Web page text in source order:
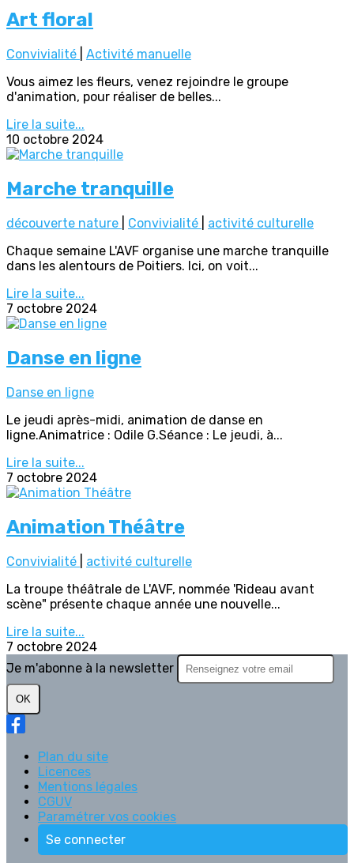
Art floral
Convivialité
Activité manuelle
Vous aimez les fleurs, venez rejoindre le groupe
d'animation, pour réaliser de belles...
Lire la suite...
10 octobre 2024
Marche tranquille
découverte nature Convivialité
activité culturelle
Chaque semaine L'AVF organise une marche tranquille
dans les alentours de Poitiers. Ici, on voit...
Lire la suite...
7 octobre 2024
Danse en ligne
Danse en ligne
Le jeudi après-midi, animation de danse en
ligne.Animatrice : Odile G.Séance : Le jeudi, à...
Lire la suite...
7 octobre 2024
Animation Théâtre
Convivialité
activité culturelle
La troupe théâtrale de L'AVF, nommée 'Rideau avant
scène" présente chaque année une nouvelle...
Lire la suite...
7 octobre 2024
Je m'abonne à la newsletter
OK
Plan du site
Licences
Mentions légales
CGUV
Paramétrer vos cookies
Se connecter